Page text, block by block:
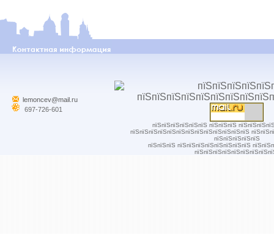
lemoncev@mail.ru
697-726-601
пїЅпїЅпїЅпїЅпїЅпїЅ пїЅпїЅпїЅ
пїЅпїЅпїЅпїЅпїЅпїЅпїЅпїЅпїЅпїЅпїЅпїЅпїЅ
пїЅпїЅпїЅпїЅпїЅ
пїЅпїЅпїЅ пїЅпїЅпїЅпїЅпїЅпїЅпїЅпїЅ